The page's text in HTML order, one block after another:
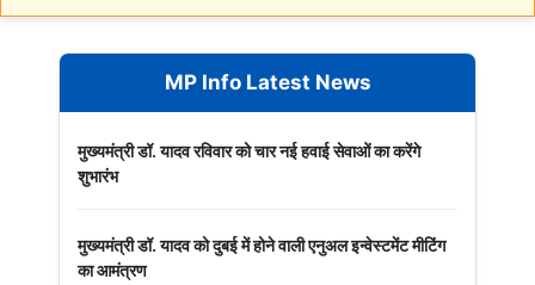
MP Info Latest News
मुख्यमंत्री डॉ. यादव रविवार को चार नई हवाई सेवाओं का करेंगे
शुभारंभ
मुख्यमंत्री डॉ. यादव को दुबई में होने वाली एनुअल इन्वेस्टमेंट मीटिंग
का आमंत्रण